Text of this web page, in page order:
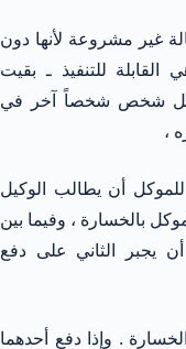
غير مشروعة لأنها دون
القابلة للتنفيذ ـ بقيت
وكل شخص شخصاً آخر في
،
أن يطالب الوكيل
بالخسارة ، وفيما بين
يجبر الثاني على دفع
. وإذا دفع أحدهما